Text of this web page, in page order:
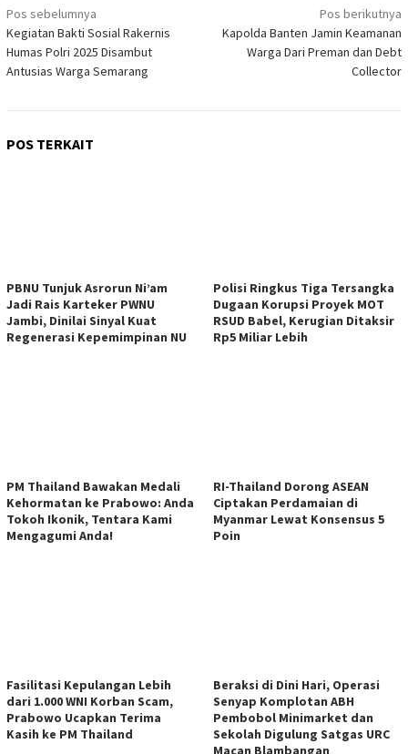
Navigasi
pos
Pos sebelumnya
Kegiatan Bakti Sosial Rakernis
Humas Polri 2025 Disambut
Antusias Warga Semarang
Pos berikutnya
Kapolda Banten Jamin Keamanan
Warga Dari Preman dan Debt
Collector
POS TERKAIT
PBNU Tunjuk Asrorun Ni’am
Jadi Rais Karteker PWNU
Jambi, Dinilai Sinyal Kuat
Regenerasi Kepemimpinan NU
Polisi Ringkus Tiga Tersangka
Dugaan Korupsi Proyek MOT
RSUD Babel, Kerugian Ditaksir
Rp5 Miliar Lebih
PM Thailand Bawakan Medali
Kehormatan ke Prabowo: Anda
Tokoh Ikonik, Tentara Kami
Mengagumi Anda!
RI-Thailand Dorong ASEAN
Ciptakan Perdamaian di
Myanmar Lewat Konsensus 5
Poin
Fasilitasi Kepulangan Lebih
dari 1.000 WNI Korban Scam,
Prabowo Ucapkan Terima
Kasih ke PM Thailand
Beraksi di Dini Hari, Operasi
Senyap Komplotan ABH
Pembobol Minimarket dan
Sekolah Digulung Satgas URC
Macan Blambangan